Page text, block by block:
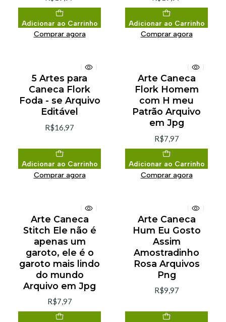
Adicionar ao Carrinho
Comprar agora
Adicionar ao Carrinho
Comprar agora
5 Artes para
Caneca Flork
Foda - se Arquivo
Editável
R$16,97
Adicionar ao Carrinho
Comprar agora
Arte Caneca
Flork Homem
com H meu
Patrão Arquivo
em Jpg
R$7,97
Adicionar ao Carrinho
Comprar agora
Arte Caneca
Stitch Ele não é
apenas um
garoto, ele é o
garoto mais lindo
do mundo
Arquivo em Jpg
R$7,97
Arte Caneca
Hum Eu Gosto
Assim
Amostradinho
Rosa Arquivos
Png
R$9,97